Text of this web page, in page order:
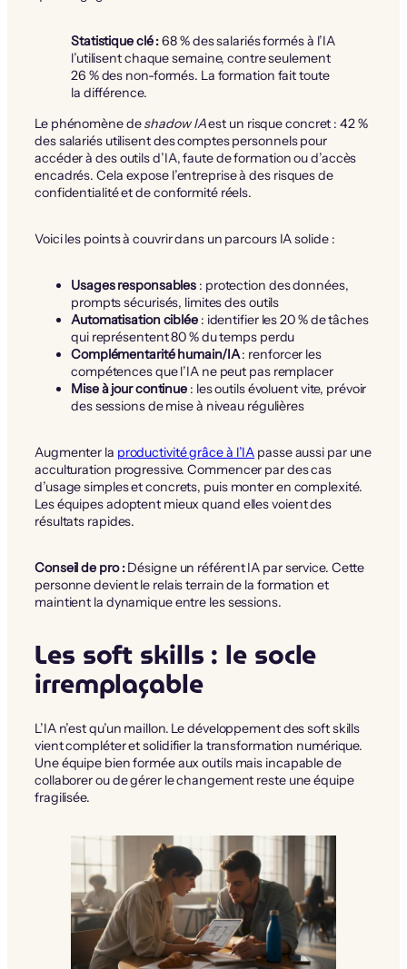
Statistique clé :68 % des salariés formés à l’IA
l’utilisent chaque semaine, contre seulement
26 % des non-formés. La formation fait toute
la différence.
Le phénomène deshadow IAest un risque concret : 42 %
des salariés utilisent des comptes personnels pour
accéder à des outils d’IA, faute de formation ou d’accès
encadrés. Cela expose l’entreprise à des risques de
confidentialité et de conformité réels.
Voici les points à couvrir dans un parcours IA solide :
Usages responsables : protection des données,
prompts sécurisés, limites des outils
Automatisation ciblée: identifier les 20 % de tâches
qui représentent 80 % du temps perdu
Complémentarité humain/IA: renforcer les
compétences que l’IA ne peut pas remplacer
Mise à jour continue : les outils évoluent vite, prévoir
des sessions de mise à niveau régulières
Augmenter la productivité grâce à l’IA passe aussi par une
acculturation progressive. Commencer par des cas
d’usage simples et concrets, puis monter en complexité.
Les équipes adoptent mieux quand elles voient des
résultats rapides.
Conseil de pro :Désigne un référent IA par service. Cette
personne devient le relais terrain de la formation et
maintient la dynamique entre les sessions.
Les soft skills : le socle
irremplaçable
L’IA n’est qu’un maillon. Le développement des soft skills
vient compléter et solidifier la transformation numérique.
Une équipe bien formée aux outils mais incapable de
collaborer ou de gérer le changement reste une équipe
fragilisée.